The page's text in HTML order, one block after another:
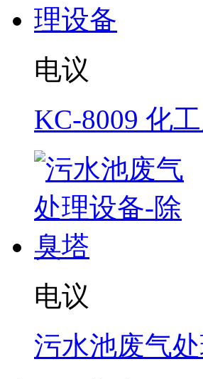
电议
KC-8009 化
电议
污水池废气